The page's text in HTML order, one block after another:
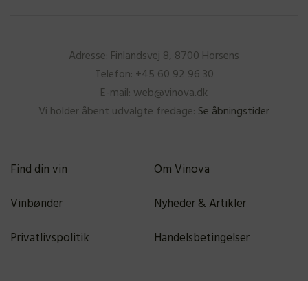
Adresse: Finlandsvej 8, 8700 Horsens
Telefon: +45 60 92 96 30
E-mail: web@vinova.dk
Vi holder åbent udvalgte fredage: Se åbningstider
Find din vin
Om Vinova
Vinbønder
Nyheder & Artikler
Privatlivspolitik
Handelsbetingelser